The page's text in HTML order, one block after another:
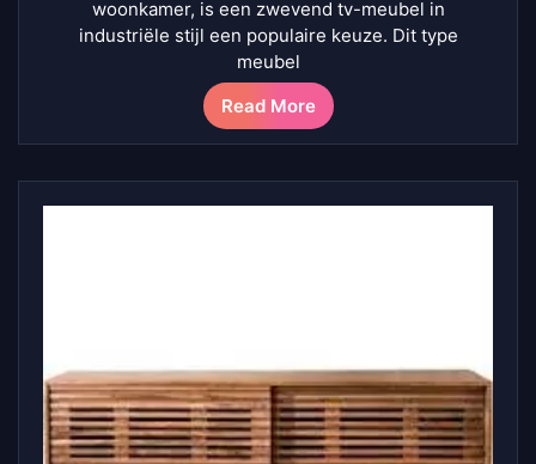
woonkamer, is een zwevend tv-meubel in
industriële stijl een populaire keuze. Dit type
meubel
Read More